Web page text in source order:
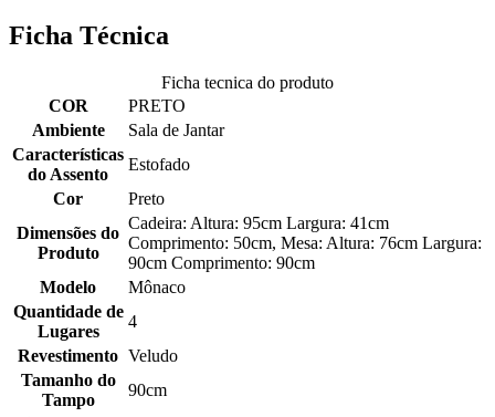
Ficha Técnica
Ficha tecnica do produto
COR
PRETO
Ambiente
Sala de Jantar
Características
do Assento
Estofado
Cor
Preto
Dimensões do
Produto
Cadeira: Altura: 95cm Largura: 41cm
Comprimento: 50cm, Mesa: Altura: 76cm Largura:
90cm Comprimento: 90cm
Modelo
Mônaco
Quantidade de
Lugares
4
Revestimento Veludo
Tamanho do
Tampo
90cm